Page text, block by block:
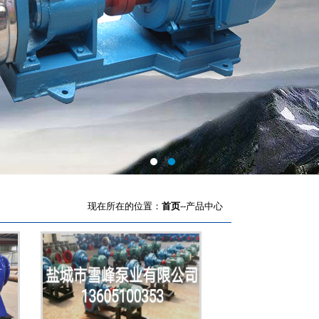
现在所在的位置： 首页--产品中心